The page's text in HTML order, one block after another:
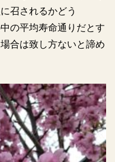
召されるかどう
の平均寿命通りだとす
合は致し方ないと諦め